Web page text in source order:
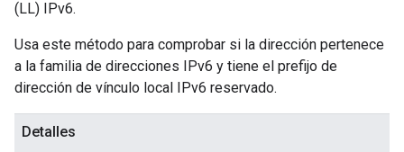
(LL) IPv6.
Usa este método para comprobar si la dirección pertenece
a la familia de direcciones IPv6 y tiene el prefijo de
dirección de vínculo local IPv6 reservado.
Detalles